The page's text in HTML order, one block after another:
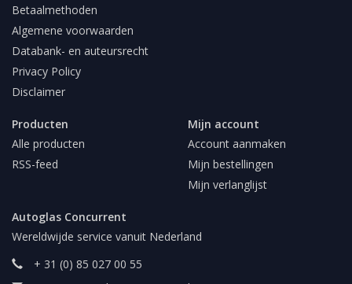
Betaalmethoden
Algemene voorwaarden
Databank- en auteursrecht
Privacy Policy
Disclaimer
Producten
Alle producten
RSS-feed
Mijn account
Account aanmaken
Mijn bestellingen
Mijn verlanglijst
Autoglas Concurrent
Wereldwijde service vanuit Nederland
+ 31 (0) 85 027 00 55